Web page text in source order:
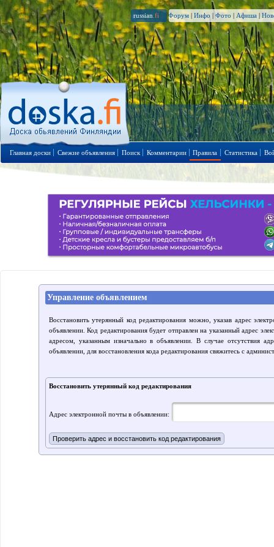
russian .fi Форум | Инфо | Фото | Афиша |
Главная доски Свежие объявления Поиск Комментарии Правила Статистика
Управление объявлением
Восстановить утерянный код редактирования можно, указав адрес
объявлении. Код редактирования будет отправлен на указанный адрес
адресом, указанным изначально в объявлении. В случае отсутствия
объявлении, для восстановления кода редактирования свяжитесь с
Восстановить утерянный код редактирования
Адрес электронной почты в объявлении: